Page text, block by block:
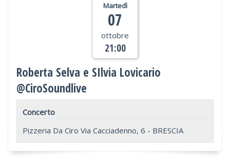
Martedì
07
ottobre
21:00
Roberta Selva e SIlvia Lovicario
@CiroSoundlive
Concerto
Pizzeria Da Ciro Via Cacciadenno, 6 - BRESCIA